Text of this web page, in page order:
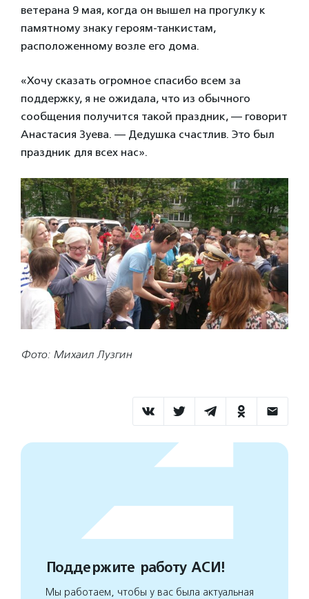
ветерана 9 мая, когда он вышел на прогулку к
памятному знаку героям-танкистам,
расположенному возле его дома.
«Хочу сказать огромное спасибо всем за
поддержку, я не ожидала, что из обычного
сообщения получится такой праздник, — говорит
Анастасия Зуева. — Дедушка счастлив. Это был
праздник для всех нас».
Фото: Михаил Лузгин
Поддержите работу АСИ!
Мы работаем, чтобы у вас была актуальная